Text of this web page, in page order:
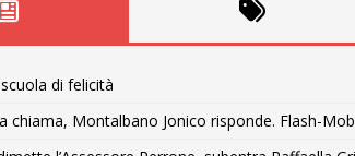
di felicità
chiama, Montalbano Jonico risponde. Flash-